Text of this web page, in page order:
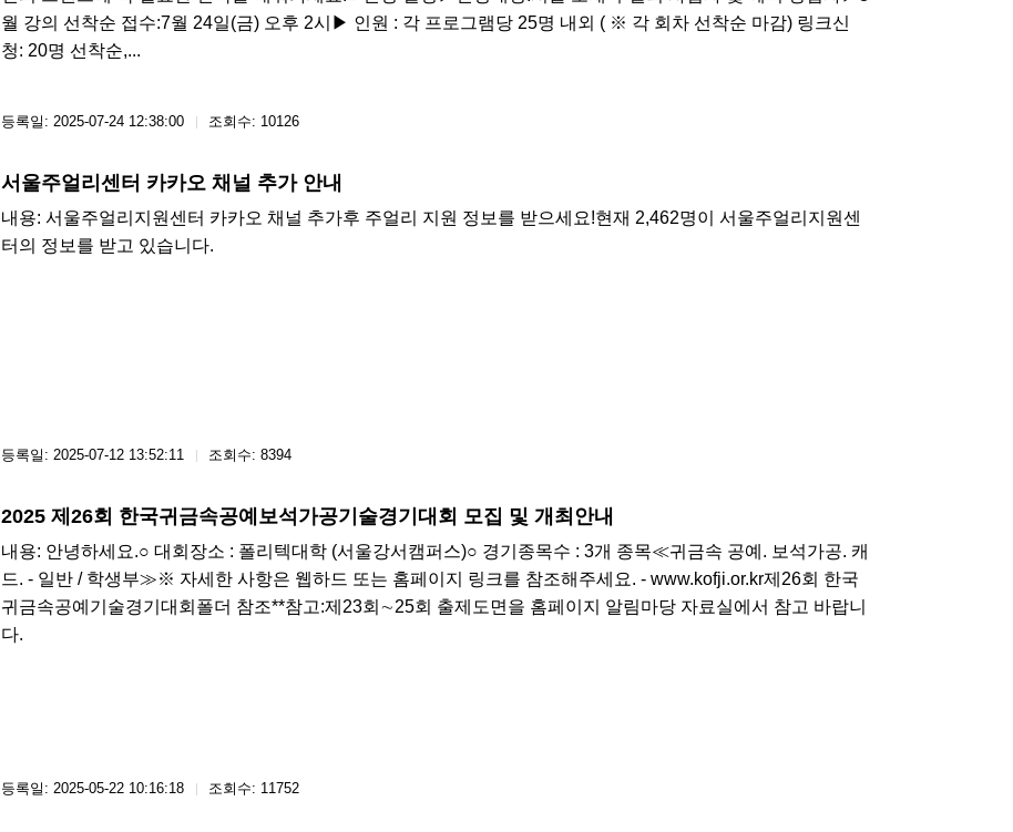
월 강의 선착순 접수:7월 24일(금) 오후 2시▶ 인원 : 각 프로그램당 25명 내외 ( ※ 각 회차 선착순 마감​) 링크신
청: 20명 선착순,...
등록일: 2025-07-24 12:38:00 조회수: 10126
서울주얼리센터 카카오 채널 추가 안내
내용: 서울주얼리지원센터 카카오 채널 추가후 주얼리 지원 정보를 받으세요!현재 2,462명이 서울주얼리지원센
터의 정보를 받고 있습니다.
등록일: 2025-07-12 13:52:11 조회수: 8394
2025 제26회 한국귀금속공예보석가공기술경기대회 모집 및 개최안내
내용: 안녕하세요.○ 대회장소 : 폴리텍대학 (서울강서캠퍼스)○ 경기종목수 : 3개 종목≪귀금속 공예. 보석가공. 캐
드. - 일반 / 학생부≫※ 자세한 사항은 웹하드 또는 홈페이지 링크를 참조해주세요. - www.kofji.or.kr제26회 한국
귀금속공예기술경기대회폴더 참조**참고:제23회∼25회 출제도면을 홈페이지 알림마당 자료실에서 참고 바랍니
다.
등록일: 2025-05-22 10:16:18 조회수: 11752